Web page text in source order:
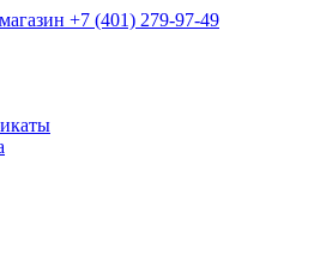
+7 (401) 279-97-49